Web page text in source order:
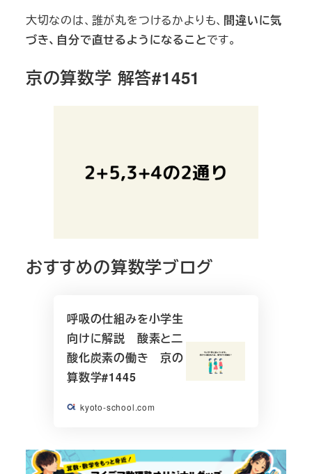
大切なのは、誰が丸をつけるかよりも、 間違いに気
づき、自分で直せるようになることです。
京の算数学 解答#1451
おすすめの算数学ブログ
呼吸の仕組みを小学生
向けに解説 酸素と二
酸化炭素の働き 京の
算数学#1445
kyoto-school.com